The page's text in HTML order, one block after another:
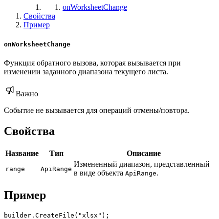
onWorksheetChange
Свойства
Пример
onWorksheetChange
Функция обратного вызова, которая вызывается при
изменении заданного диапазона текущего листа.
Важно
Событие не вызывается для операций отмены/повтора.
Свойства
Название Тип Описание
range ApiRange
Измененный диапазон, представленный
в виде объекта ApiRange.
Пример
builder.CreateFile("xlsx");